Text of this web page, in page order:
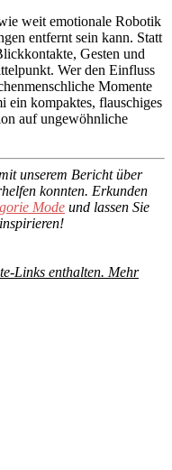
weit emotionale Robotik
entfernt sein kann. Statt
Gesten und
Wer den Einfluss
Momente
ein kompaktes, flauschiges
auf ungewöhnliche
unserem Bericht über
konnten. Erkunden
Mode und lassen Sie
Links enthalten. Mehr